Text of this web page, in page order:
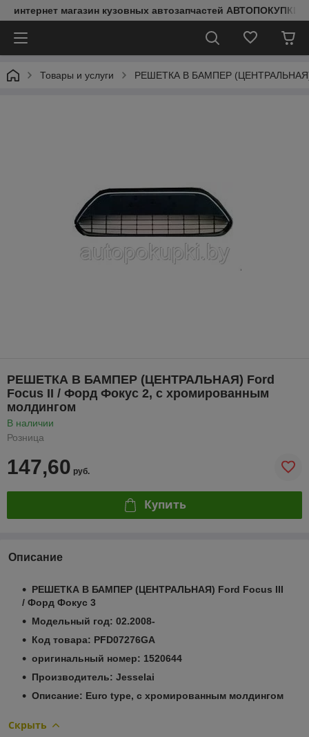
интернет магазин кузовных автозапчастей АВТОПОКУПКИ
Товары и услуги РЕШЕТКА В БАМПЕР (ЦЕНТРАЛЬНАЯ)
РЕШЕТКА В БАМПЕР (ЦЕНТРАЛЬНАЯ) Ford
Focus II / Форд Фокус 2, c хромированным
молдингом
В наличии
Розница
147,60 руб.
Купить
Описание
РЕШЕТКА В БАМПЕР (ЦЕНТРАЛЬНАЯ) Ford Focus III
/ Форд Фокус 3
Модельный год: 02.2008-
Код товара: PFD07276GA
оригинальный номер: 1520644
Производитель: Jesselai
Описание: Euro type, c хромированным молдингом
Скрыть